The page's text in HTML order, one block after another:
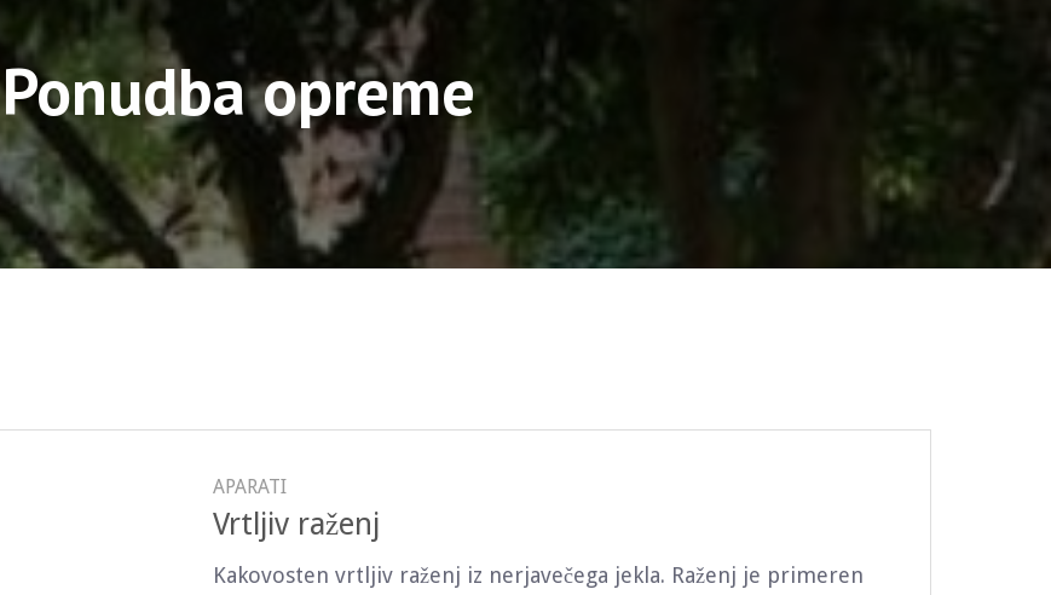
Ponudba opreme
APARATI
Vrtljiv raženj
Kakovosten vrtljiv raženj iz nerjavečega jekla. Raženj je primeren